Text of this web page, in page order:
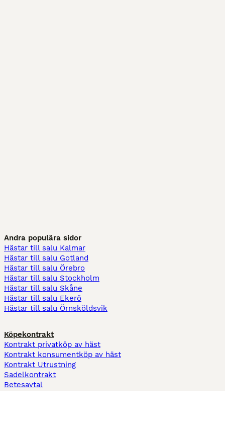
Andra populära sidor
Hästar till salu Kalmar
Hästar till salu Gotland
Hästar till salu Örebro
Hästar till salu Stockholm
Hästar till salu Skåne
Hästar till salu Ekerö
Hästar till salu Örnsköldsvik
Köpekontrakt
Kontrakt privatköp av häst
Kontrakt konsumentköp av häst
Kontrakt Utrustning
Sadelkontrakt
Betesavtal